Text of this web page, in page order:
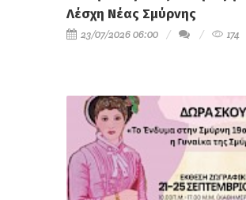
Λέσχη Νέας Σμύρνης
23/07/2026 06:00 174